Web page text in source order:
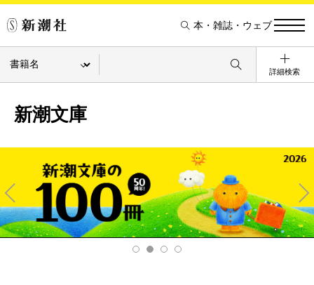
本・雑誌・ウェブ
詳細検索
新潮文庫
Pre
v
Ne
xt